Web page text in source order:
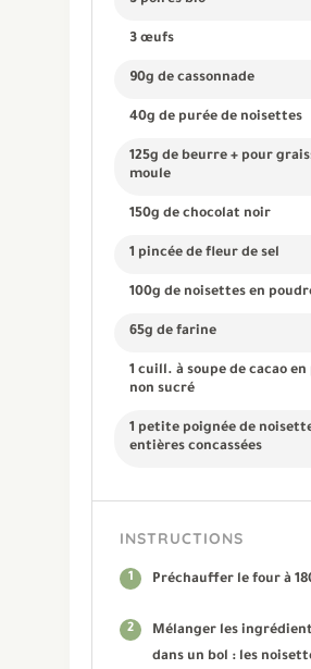
3 œufs
90g de cassonnade
40g de purée de noisettes
125g de beurre + pour
moule
150g de chocolat noir
1 pincée de fleur de sel
100g de noisettes en
65g de farine
1 cuill. à soupe de cacao
non sucré
1 petite poignée de
entières concassées
INSTRUCTIONS
1 Préchauffer le four à
2
Mélanger les
dans un bol : les